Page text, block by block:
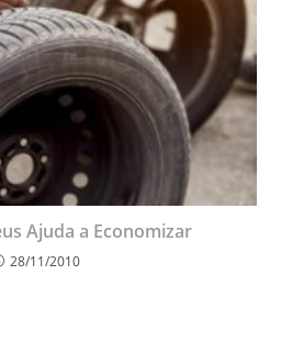
Ajuda a Economizar
28/11/2010